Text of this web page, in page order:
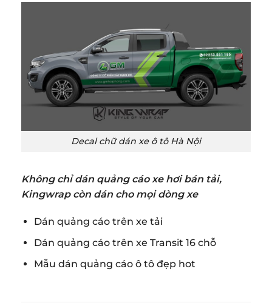
Decal chữ dán xe ô tô Hà Nội
Không chỉ dán quảng cáo xe hơi bán tải,
Kingwrap còn dán cho mọi dòng xe
Dán quảng cáo trên xe tải
Dán quảng cáo trên xe Transit 16 chỗ
Mẫu dán quảng cáo ô tô đẹp hot